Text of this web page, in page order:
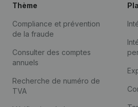
Thème
Compliance et prévention
de la fraude
Consulter des comptes
annuels
Recherche de numéro de
TVA